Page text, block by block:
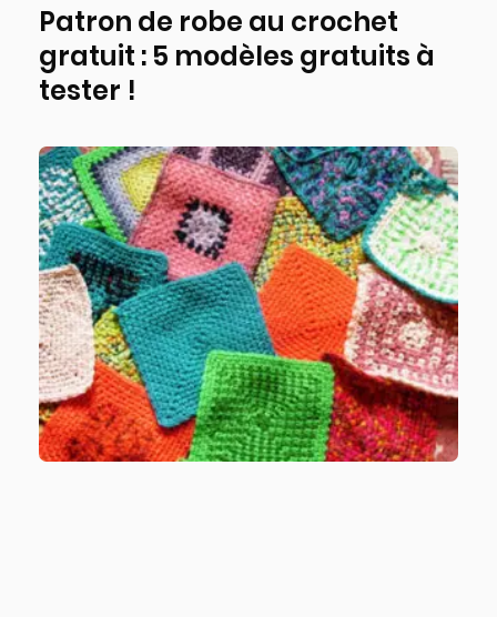
Patron de robe au crochet
gratuit : 5 modèles gratuits à
tester !